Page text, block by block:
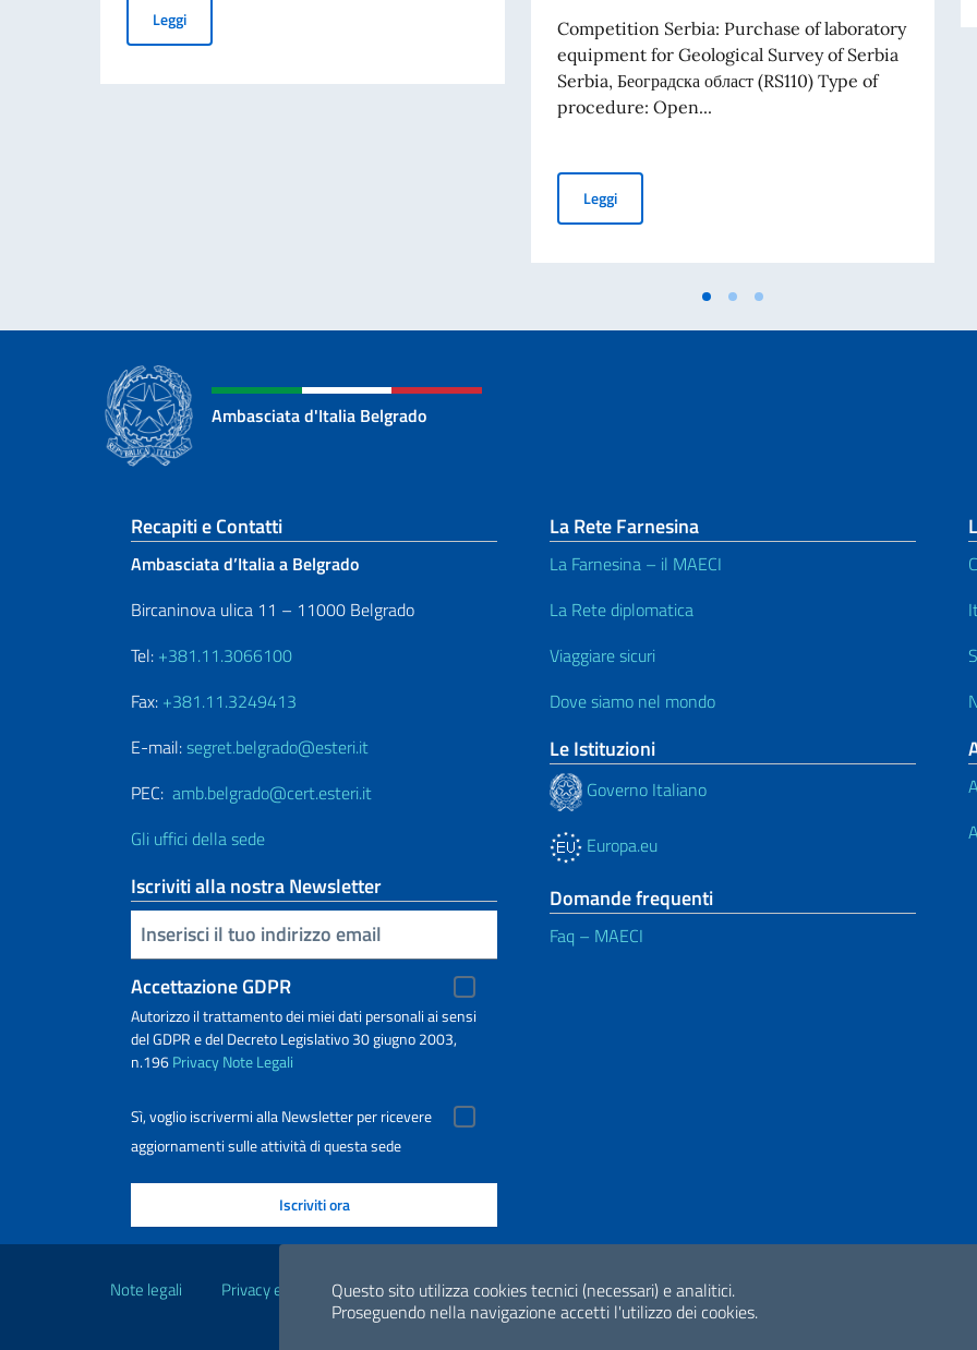
Questo sito utilizza cookies tecnici (necessari) e analitici.
Proseguendo nella navigazione accetti l'utilizzo dei cookies.
LeggiPUBBLICAZIONE BANDO BALCANI 2026: CONTRIBUTI A PROGETTI PROMOSSI DA ENTI DEL SETTORE PRIVATO
Competition Serbia: Purchase of laboratory
equipment for Geological Survey of Serbia
Serbia, Београдска област (RS110) Type of
procedure: Open...
LeggiTENDER FOR PURCHASE OF LABORATORY
Ambasciata d'Italia Belgrado
Sezione footer
Recapiti e Contatti
Ambasciata d’Italia a Belgrado
Bircaninova ulica 11 – 11000 Belgrado
Tel: +381.11.3066100
Fax: +381.11.3249413
E-mail:segret.belgrado@esteri.it
PEC: amb.belgrado@cert.esteri.it
Gli uffici della sede
Iscriviti alla nostra Newsletter
Inserisci la tua email
Accettazione GDPR
Autorizzo il trattamento dei miei dati personali ai sensi
del GDPR e del Decreto Legislativo 30 giugno 2003,
n.196PrivacyNote Legali
Sì, voglio iscrivermi alla Newsletter per ricevere
aggiornamenti sulle attività di questa sede
La Rete Farnesina
La Farnesina – il MAECI
La Rete diplomatica
Viaggiare sicuri
Dove siamo nel mondo
Le Istituzioni
Governo Italiano
Europa.eu
Domande frequenti
Faq – MAECI
Note legali Privacy e cookie policy Dichiarazione di accessibilità
2026 Copyright